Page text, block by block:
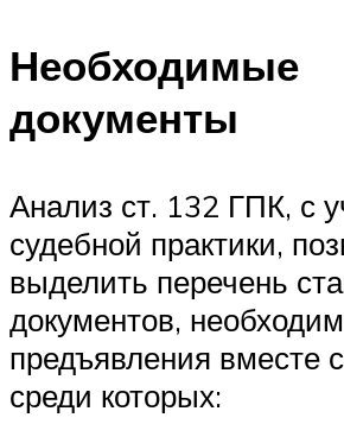
Необходимые
документы
Анализ ст. 132 ГПК, с
судебной практики,
выделить перечень
документов,
предъявления вместе
среди которых: